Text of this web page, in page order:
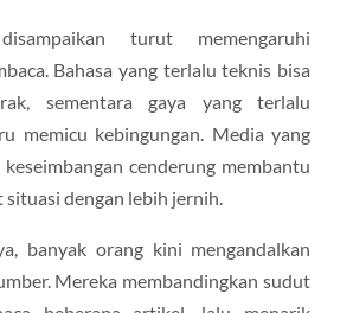
turut memengaruhi
Bahasa yang terlalu teknis bisa
sementara gaya yang terlalu
memicu kebingungan. Media yang
keseimbangan cenderung membantu
situasi dengan lebih jernih.
banyak orang kini mengandalkan
Mereka membandingkan sudut